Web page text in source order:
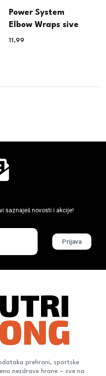
Power System
Elbow Wraps sive
11,99
saznaješ novosti i akcije!
Prijava
prehrani, sportske
nezdrave hrane – sve na